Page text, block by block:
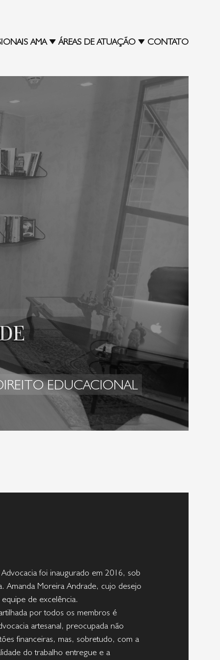
AMA ÁREAS DE ATUAÇÃO CONTATO
EDUCACIONAL
foi inaugurado em 2016, sob
Amanda Moreira Andrade, cujo desejo
de excelência.
por todos os membros é
artesanal, preocupada não
financeiras, mas, sobretudo, com a
do trabalho entregue e a